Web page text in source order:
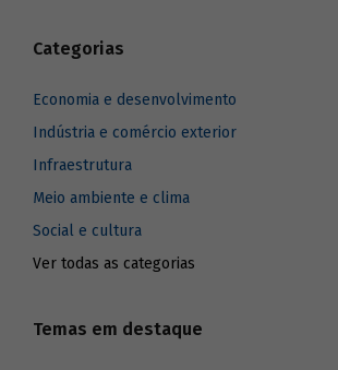
Categorias
Economia e desenvolvimento
Indústria e comércio exterior
Infraestrutura
Meio ambiente e clima
Social e cultura
Ver todas as categorias
Temas em destaque